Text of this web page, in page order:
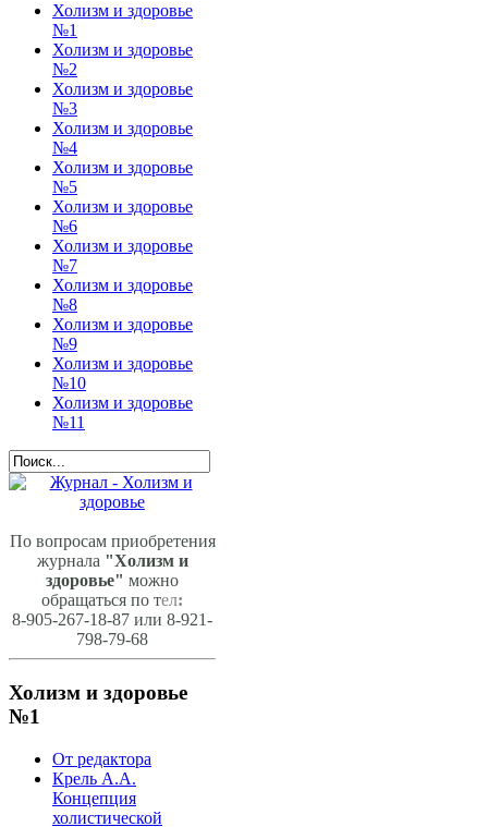
Холизм и здоровье
№1
Холизм и здоровье
№2
Холизм и здоровье
№3
Холизм и здоровье
№4
Холизм и здоровье
№5
Холизм и здоровье
№6
Холизм и здоровье
№7
Холизм и здоровье
№8
Холизм и здоровье
№9
Холизм и здоровье
№10
Холизм и здоровье
№11
По вопросам приобретения
журнала "Холизм и
здоровье" можно
обращаться по тел:
8-905-267-18-87 или 8-921-
798-79-68
Холизм и здоровье
№1
От редактора
Крель А.А.
Концепция
холистической